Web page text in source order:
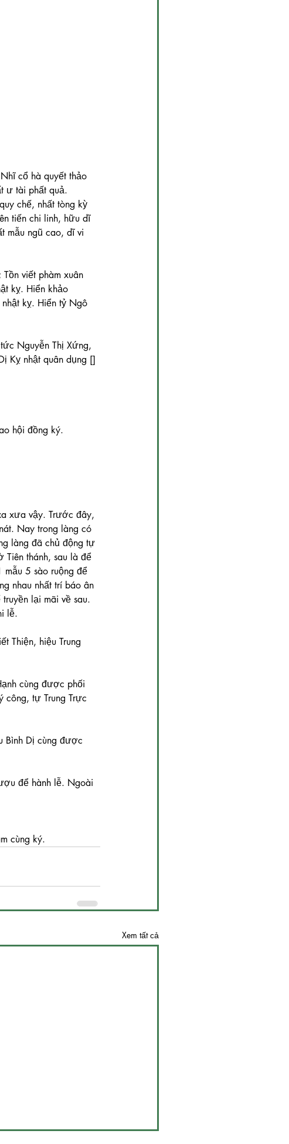
cổ hà quyết thảo
ư tài phất quả.
chế, nhất tòng kỳ
tiến chi linh, hữu dĩ
mẫu ngũ cao, dĩ vi
kỵ. Hiển khảo
nhật kỵ. Hiển tỷ Ngô
Nguyễn Thị Xứng,
Kỵ nhật quân dụng []
hội đồng ký.
xưa vậy. Trước đây,
Nay trong làng có
làng đã chủ động tự
thánh, sau là để
5 sào ruộng để
nhau nhất trí báo ân
lại mãi về sau.
lễ.
Thiện, hiệu Trung
cùng được phối
tự Trung Trực
Bình Dị cùng được
để hành lễ. Ngoài
cùng ký.
Xem tất cả